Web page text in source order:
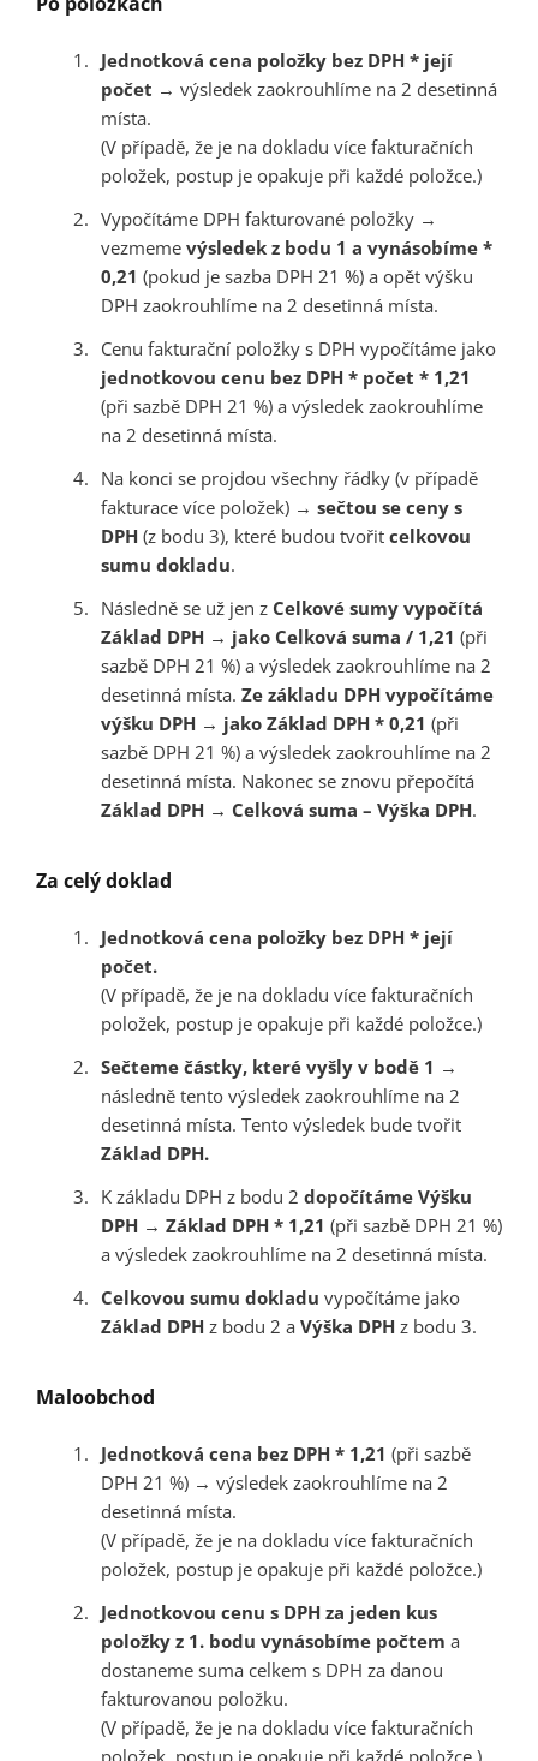
Jednotková cena položky bez DPH * její
počet → výsledek zaokrouhlíme na 2 desetinná
místa.
(V případě, že je na dokladu více fakturačních
položek, postup je opakuje při každé položce.)
Vypočítáme DPH fakturované položky →
vezmeme výsledek z bodu 1 a vynásobíme *
0,21 (pokud je sazba DPH 21 %) a opět výšku
DPH zaokrouhlíme na 2 desetinná místa.
Cenu fakturační položky s DPH vypočítáme jako
jednotkovou cenu bez DPH * počet * 1,21
(při sazbě DPH 21 %) a výsledek zaokrouhlíme
na 2 desetinná místa.
Na konci se projdou všechny řádky (v případě
fakturace více položek) → sečtou se ceny s
DPH (z bodu 3), které budou tvořit celkovou
sumu dokladu.
Následně se už jen z Celkové sumy vypočítá
Základ DPH → jako Celková suma / 1,21 (při
sazbě DPH 21 %) a výsledek zaokrouhlíme na 2
desetinná místa. Ze základu DPH vypočítáme
výšku DPH → jako Základ DPH * 0,21 (při
sazbě DPH 21 %) a výsledek zaokrouhlíme na 2
desetinná místa. Nakonec se znovu přepočítá
Základ DPH → Celková suma – Výška DPH.
Za celý doklad
Jednotková cena položky bez DPH * její
počet.
(V případě, že je na dokladu více fakturačních
položek, postup je opakuje při každé položce.)
Sečteme částky, které vyšly v bodě 1 →
následně tento výsledek zaokrouhlíme na 2
desetinná místa. Tento výsledek bude tvořit
Základ DPH.
K základu DPH z bodu 2 dopočítáme Výšku
DPH → Základ DPH * 1,21 (při sazbě DPH 21 %)
a výsledek zaokrouhlíme na 2 desetinná místa.
Celkovou sumu dokladu vypočítáme jako
Základ DPH z bodu 2 a Výška DPH z bodu 3.
Maloobchod
Jednotková cena bez DPH * 1,21 (při sazbě
DPH 21 %) → výsledek zaokrouhlíme na 2
desetinná místa.
(V případě, že je na dokladu více fakturačních
položek, postup je opakuje při každé položce.)
Jednotkovou cenu s DPH za jeden kus
položky z 1. bodu vynásobíme počtem a
dostaneme suma celkem s DPH za danou
fakturovanou položku.
(V případě, že je na dokladu více fakturačních